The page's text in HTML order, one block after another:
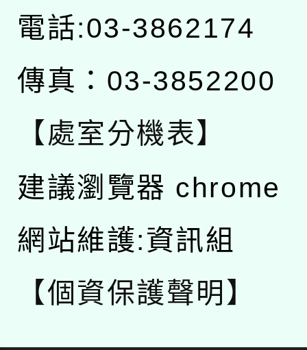
電話:03-3862174
傳真：03-3852200
【處室分機表】
建議瀏覽器 chrome
網站維護:資訊組
【個資保護聲明】